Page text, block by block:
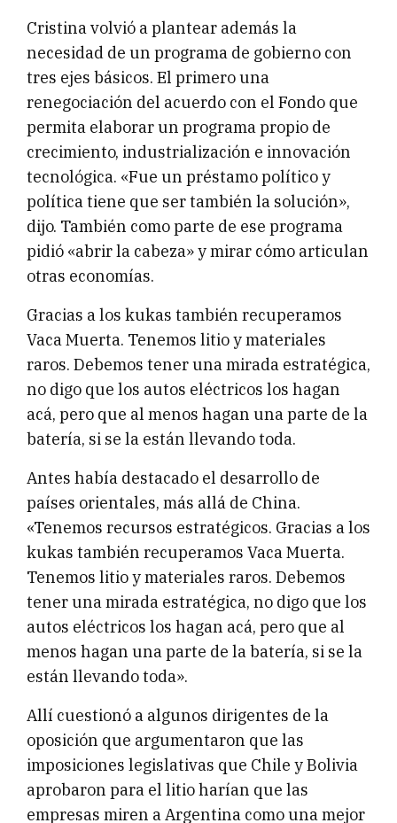
Cristina volvió a plantear además la
necesidad de un programa de gobierno con
tres ejes básicos. El primero una
renegociación del acuerdo con el Fondo que
permita elaborar un programa propio de
crecimiento, industrialización e innovación
tecnológica. «Fue un préstamo político y
política tiene que ser también la solución»,
dijo. También como parte de ese programa
pidió «abrir la cabeza» y mirar cómo articulan
otras economías.
Gracias a los kukas también recuperamos
Vaca Muerta. Tenemos litio y materiales
raros. Debemos tener una mirada estratégica,
no digo que los autos eléctricos los hagan
acá, pero que al menos hagan una parte de la
batería, si se la están llevando toda.
Antes había destacado el desarrollo de
países orientales, más allá de China.
«Tenemos recursos estratégicos. Gracias a los
kukas también recuperamos Vaca Muerta.
Tenemos litio y materiales raros. Debemos
tener una mirada estratégica, no digo que los
autos eléctricos los hagan acá, pero que al
menos hagan una parte de la batería, si se la
están llevando toda».
Allí cuestionó a algunos dirigentes de la
oposición que argumentaron que las
imposiciones legislativas que Chile y Bolivia
aprobaron para el litio harían que las
empresas miren a Argentina como una mejor